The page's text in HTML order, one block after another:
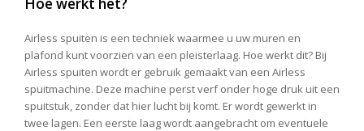
Airless spuiten is een techniek waarmee u uw muren en
plafond kunt voorzien van een pleisterlaag. Hoe werkt dit? Bij
Airless spuiten wordt er gebruik gemaakt van een Airless
spuitmachine. Deze machine perst verf onder hoge druk uit een
spuitstuk, zonder dat hier lucht bij komt. Er wordt gewerkt in
twee lagen. Een eerste laag wordt aangebracht om eventuele